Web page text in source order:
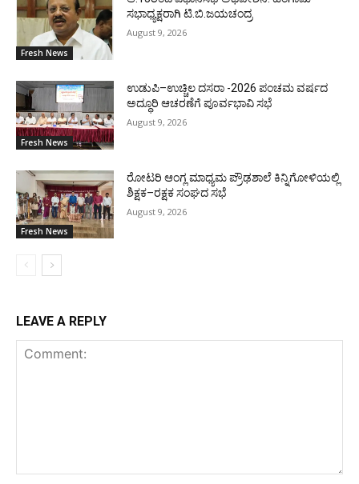
Fresh News
ಸಭಾಧ್ಯಕ್ಷರಾಗಿ ಟಿ.ಬಿ.ಜಯಚಂದ್ರ
August 9, 2026
Fresh News
ಉಡುಪಿ–ಉಚ್ಚಿಲ ದಸರಾ -2026 ಪಂಚಮ ವರ್ಷದ
ಅದ್ಧೂರಿ ಆಚರಣೆಗೆ ಪೂರ್ವಭಾವಿ ಸಭೆ
August 9, 2026
Fresh News
ರೋಟರಿ ಆಂಗ್ಲ ಮಾಧ್ಯಮ ಪ್ರೌಢಶಾಲೆ ಕಿನ್ನಿಗೋಳಿಯಲ್ಲಿ
ಶಿಕ್ಷಕ–ರಕ್ಷಕ ಸಂಘದ ಸಭೆ
August 9, 2026
LEAVE A REPLY